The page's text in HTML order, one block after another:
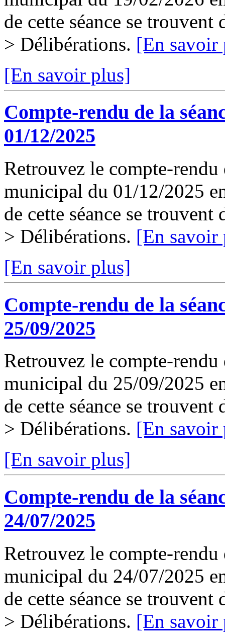
de cette séance se
> Délibérations. [En savoir
[En savoir plus]
Compte-rendu de la
01/12/2025
Retrouvez le compte-rendu
municipal du 01/12/2025
de cette séance se
> Délibérations. [En savoir
[En savoir plus]
Compte-rendu de la
25/09/2025
Retrouvez le compte-rendu
municipal du 25/09/2025
de cette séance se
> Délibérations. [En savoir
[En savoir plus]
Compte-rendu de la
24/07/2025
Retrouvez le compte-rendu
municipal du 24/07/2025
de cette séance se
> Délibérations. [En savoir